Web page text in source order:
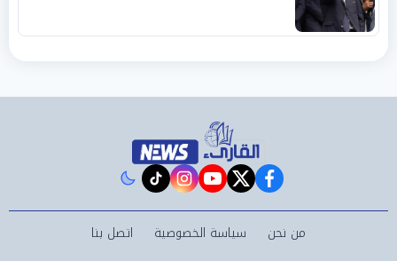
facebook
twitter
youtube
instagram
tiktok
من نحن سياسة الخصوصية اتصل بنا